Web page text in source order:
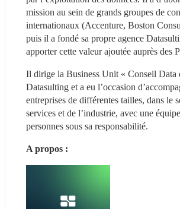
mission au sein de grands groupes de
internationaux (Accenture, Boston
puis il a fondé sa propre agence
apporter cette valeur ajoutée auprès des
Il dirige la Business Unit « Conseil Data
Datasulting et a eu l’occasion
entreprises de différentes tailles, dans le
services et de l’industrie, avec une
personnes sous sa responsabilité.
A propos :